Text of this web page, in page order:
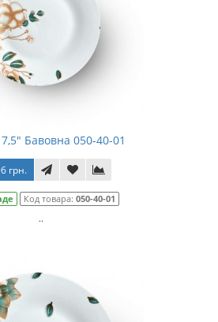
7,5" Бавовна 050-40-01
грн.
Код товара: 050-40-01
..